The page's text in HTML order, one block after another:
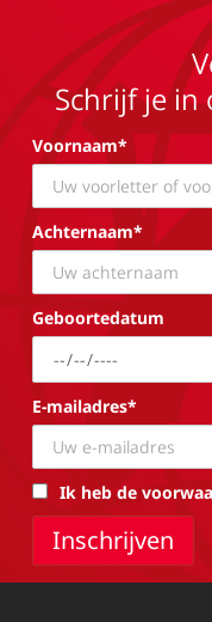
Schrijf je in
Voornaam*
Achternaam*
Geboortedatum
E-mailadres*
Ik heb de